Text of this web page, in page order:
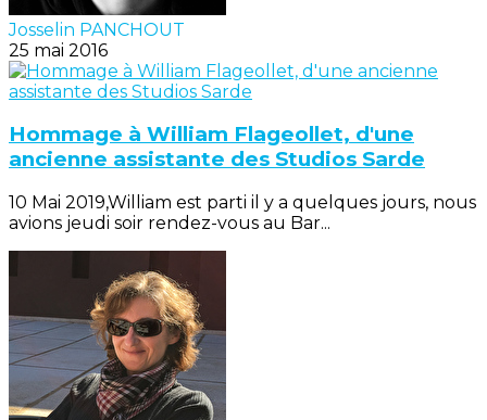
Josselin PANCHOUT
25 mai 2016
Hommage à William Flageollet, d'une
ancienne assistante des Studios Sarde
10 Mai 2019,William est parti il y a quelques jours, nous
avions jeudi soir rendez-vous au Bar...